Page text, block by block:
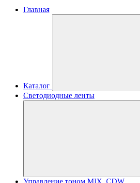
Главная
Каталог
Светодиодные ленты
Управление тоном MIX, CDW